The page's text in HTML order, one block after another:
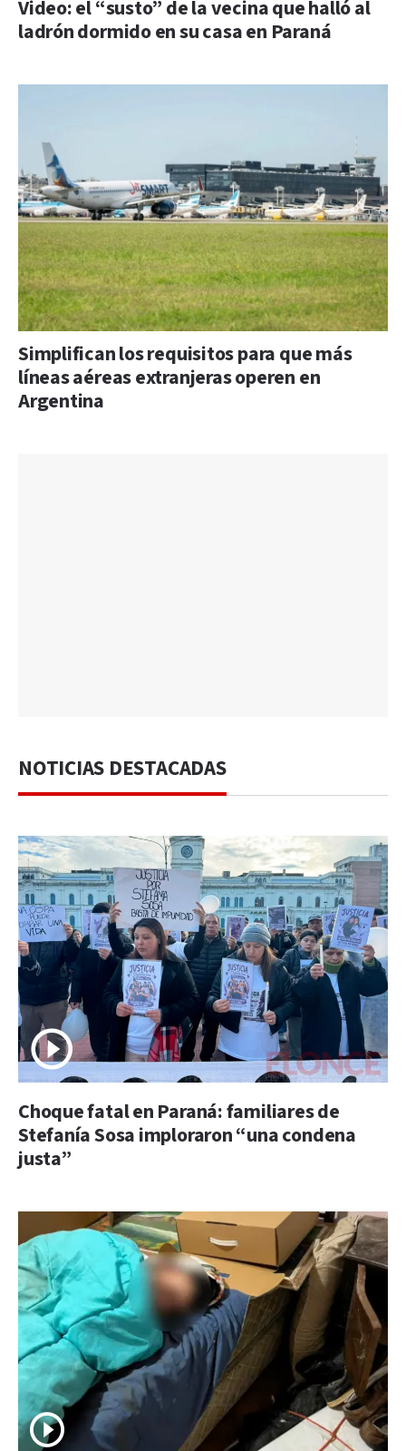
Video: el “susto” de la vecina que halló al
ladrón dormido en su casa en Paraná
Simplifican los requisitos para que más
líneas aéreas extranjeras operen en
Argentina
NOTICIAS DESTACADAS
Choque fatal en Paraná: familiares de
Stefanía Sosa imploraron “una condena
justa”